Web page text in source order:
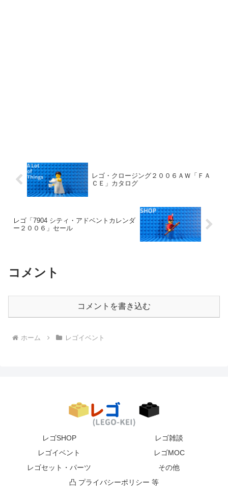
レゴ・クロージング２００６ＡＷ「ＦＡ
ＣＥ」カタログ
レゴ「7904 シティ・アドベントカレンダ
ー２００６」セール
コメント
コメントを書き込む
ホーム レゴイベント
レゴSHOP
レゴ雑談
レゴイベント
レゴMOC
レゴセット・パーツ
その他
凸 プライバシーポリシー 等